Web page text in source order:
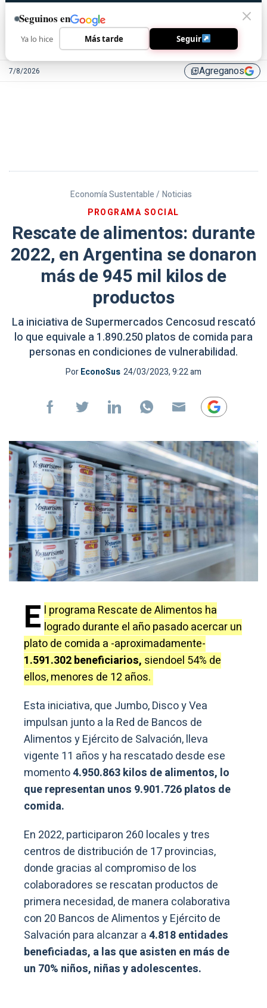
7/8/2026 library_addAgreganos
Economía Sustentable / Noticias
PROGRAMA SOCIAL
Rescate de alimentos: durante
2022, en Argentina se donaron
más de 945 mil kilos de
productos
La iniciativa de Supermercados Cencosud rescató
lo que equivale a 1.890.250 platos de comida para
personas en condiciones de vulnerabilidad.
PorEconoSus 24/03/2023, 9:22 am
E l programa Rescate de Alimentos ha
logrado durante el año pasado acercar un
plato de comida a -aproximadamente-
1.591.302 beneficiarios, siendoel 54% de
ellos, menores de 12 años.
Esta iniciativa, que Jumbo, Disco y Vea
impulsan junto a la Red de Bancos de
Alimentos y Ejército de Salvación, lleva
vigente 11 años y ha rescatado desde ese
momento4.950.863kilos de alimentos, lo
que representan unos 9.901.726platos de
comida.
En 2022, participaron 260 locales y tres
centros de distribución de 17 provincias,
donde gracias al compromiso de los
colaboradores se rescatan productos de
primera necesidad, de manera colaborativa
con 20 Bancos de Alimentos y Ejército de
Salvación para alcanzar a4.818 entidades
beneficiadas, a las que asisten en más de
un 70% niños, niñas y adolescentes.
Seguinos en
Ya lo hice Más tarde Seguir